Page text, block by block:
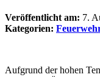
Veröffentlicht am: 7.
Kategorien:
Aufgrund der hohen